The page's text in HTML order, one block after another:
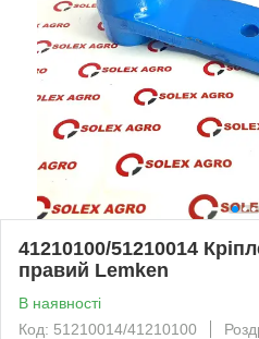
41210100/51210014
правий Lemken
В наявності
Код: 51210014/41210100